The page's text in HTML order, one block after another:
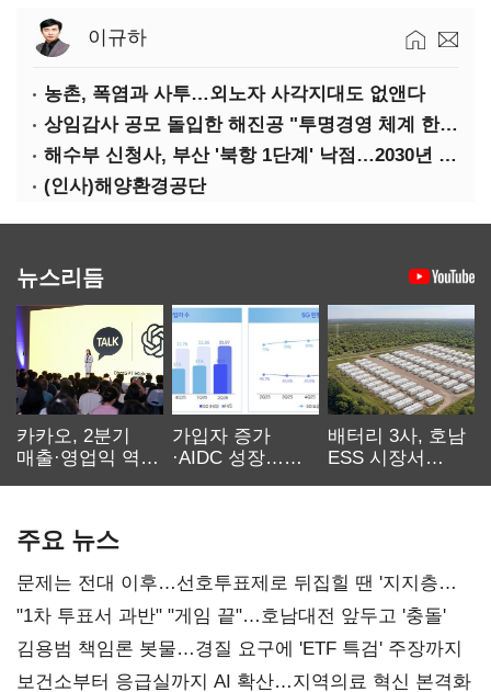
이규하
농촌, 폭염과 사투…외노자 사각지대도 없앤다
상임감사 공모 돌입한 해진공 "투명경영 체계 한층 강화"
해수부 신청사, 부산 '북항 1단계' 낙점…2030년 완공 목표
(인사)해양환경공단
뉴스리듬
카카오, 2분기
매출·영업익 역대
가입자 증가
·AIDC 성장…
배터리 3사, 호남
ESS 시장서
주요 뉴스
문제는 전대 이후…선호투표제로 뒤집힐 땐 '지지층
불복'
"1차 투표서 과반" "게임 끝"…호남대전 앞두고 '충돌'
김용범 책임론 봇물…경질 요구에 'ETF 특검' 주장까지
보건소부터 응급실까지 AI 확산…지역의료 혁신 본격화